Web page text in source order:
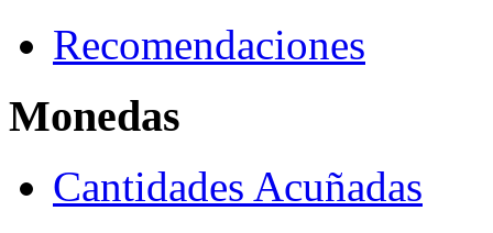
Recomendaciones
Monedas
Cantidades Acuñadas